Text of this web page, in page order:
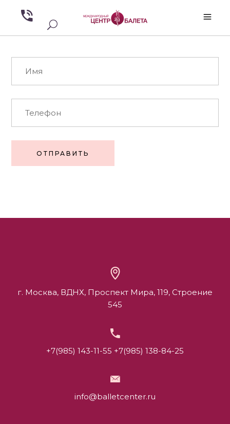
ОТПРАВИТЬ
г. Москва, ВДНХ, Проспект Мира, 119, Строение
545
+7(985) 143-11-55 +7(985) 138-84-25
info@balletcenter.ru